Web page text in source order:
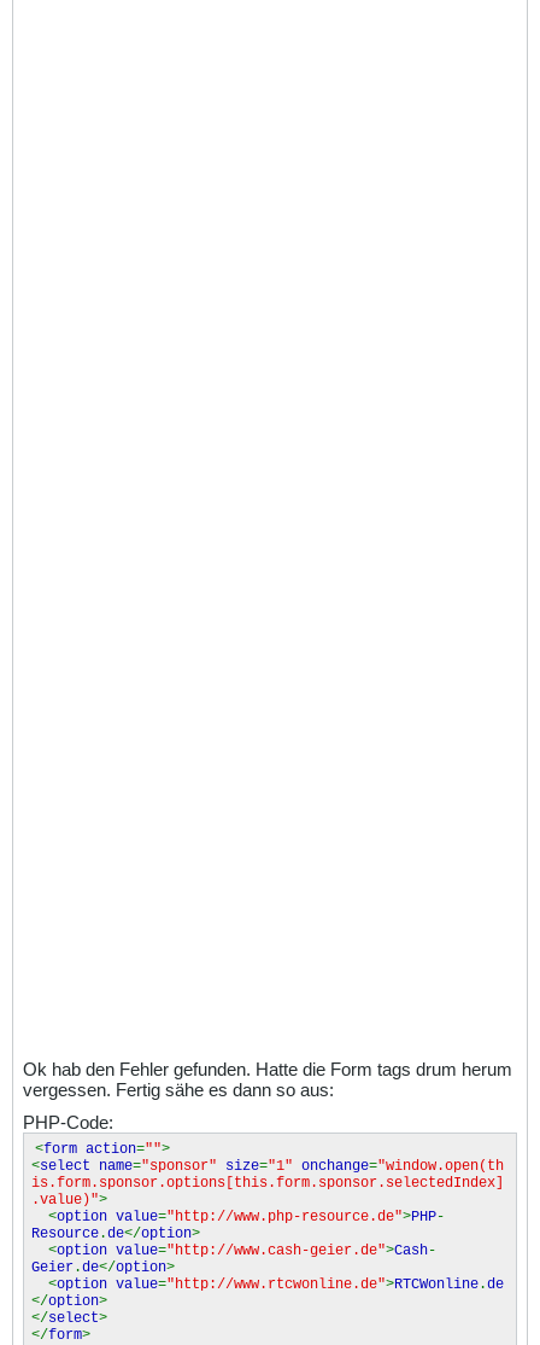
Ok hab den Fehler gefunden. Hatte die Form tags drum herum
vergessen. Fertig sähe es dann so aus:
PHP-Code:
<form action="">
<select name="sponsor" size="1" onchange="window.open(th
is.form.sponsor.options[this.form.sponsor.selectedIndex]
.value)">
<option value="http://www.php-resource.de">PHP-
Resource .de</option>
<option value="http://www.cash-geier.de">Cash-
Geier .de</option>
<option value="http://www.rtcwonline.de">RTCWonline .de
</option>
</select>
</form>